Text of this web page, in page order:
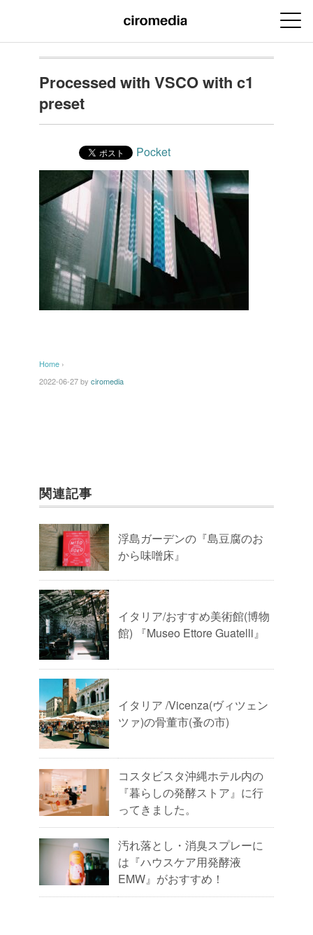
Processed with VSCO with c1
preset
Pocket
Home ›
2022-06-27by ciromedia
関連記事
浮島ガーデンの『島豆腐のお
から味噌床』
イタリア/おすすめ美術館(博物
館) 『Museo Ettore Guatelli』
イタリア /Vicenza(ヴィツェン
ツァ)の骨董市(蚤の市)
コスタビスタ沖縄ホテル内の
『暮らしの発酵ストア』に行
ってきました。
汚れ落とし・消臭スプレーに
は『ハウスケア用発酵液
EMW』がおすすめ！